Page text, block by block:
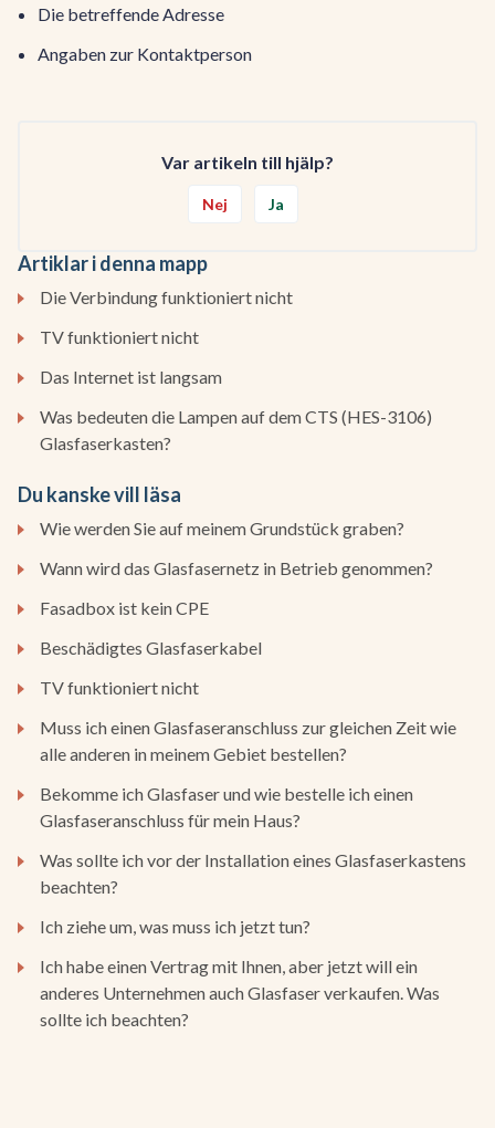
Die betreffende Adresse
Angaben zur Kontaktperson
Var artikeln till hjälp?
Nej Ja
Artiklar i denna mapp
Die Verbindung funktioniert nicht
TV funktioniert nicht
Das Internet ist langsam
Was bedeuten die Lampen auf dem CTS (HES-3106)
Glasfaserkasten?
Du kanske vill läsa
Wie werden Sie auf meinem Grundstück graben?
Wann wird das Glasfasernetz in Betrieb genommen?
Fasadbox ist kein CPE
Beschädigtes Glasfaserkabel
TV funktioniert nicht
Muss ich einen Glasfaseranschluss zur gleichen Zeit wie
alle anderen in meinem Gebiet bestellen?
Bekomme ich Glasfaser und wie bestelle ich einen
Glasfaseranschluss für mein Haus?
Was sollte ich vor der Installation eines Glasfaserkastens
beachten?
Ich ziehe um, was muss ich jetzt tun?
Ich habe einen Vertrag mit Ihnen, aber jetzt will ein
anderes Unternehmen auch Glasfaser verkaufen. Was
sollte ich beachten?